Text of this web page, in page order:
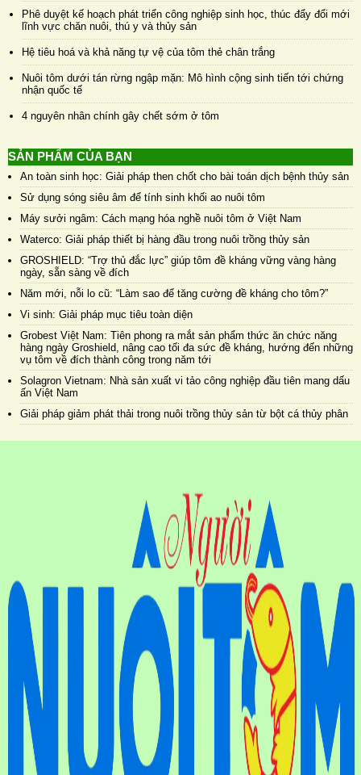
Phê duyệt kế hoạch phát triển công nghiệp sinh học, thúc đẩy đổi mới
lĩnh vực chăn nuôi, thú y và thủy sản
Hệ tiêu hoá và khả năng tự vệ của tôm thẻ chân trắng
Nuôi tôm dưới tán rừng ngập mặn: Mô hình cộng sinh tiến tới chứng
nhận quốc tế
4 nguyên nhân chính gây chết sớm ở tôm
SẢN PHẨM CỦA BẠN
An toàn sinh học: Giải pháp then chốt cho bài toán dịch bệnh thủy sản
Sử dụng sóng siêu âm để tính sinh khối ao nuôi tôm
Máy sưởi ngâm: Cách mạng hóa nghề nuôi tôm ở Việt Nam
Waterco: Giải pháp thiết bị hàng đầu trong nuôi trồng thủy sản
GROSHIELD: “Trợ thủ đắc lực” giúp tôm đề kháng vững vàng hàng
ngày, sẵn sàng về đích
Năm mới, nỗi lo cũ: “Làm sao để tăng cường đề kháng cho tôm?”
Vi sinh: Giải pháp mục tiêu toàn diện
Grobest Việt Nam: Tiên phong ra mắt sản phẩm thức ăn chức năng
hàng ngày Groshield, nâng cao tối đa sức đề kháng, hướng đến những
vụ tôm về đích thành công trong năm tới
Solagron Vietnam: Nhà sản xuất vi tảo công nghiệp đầu tiên mang dấu
ấn Việt Nam
Giải pháp giảm phát thải trong nuôi trồng thủy sản từ bột cá thủy phân